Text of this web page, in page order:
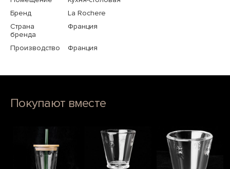
Бренд
La Rochere
Страна
бренда
Франция
Производство Франция
Покупают вместе